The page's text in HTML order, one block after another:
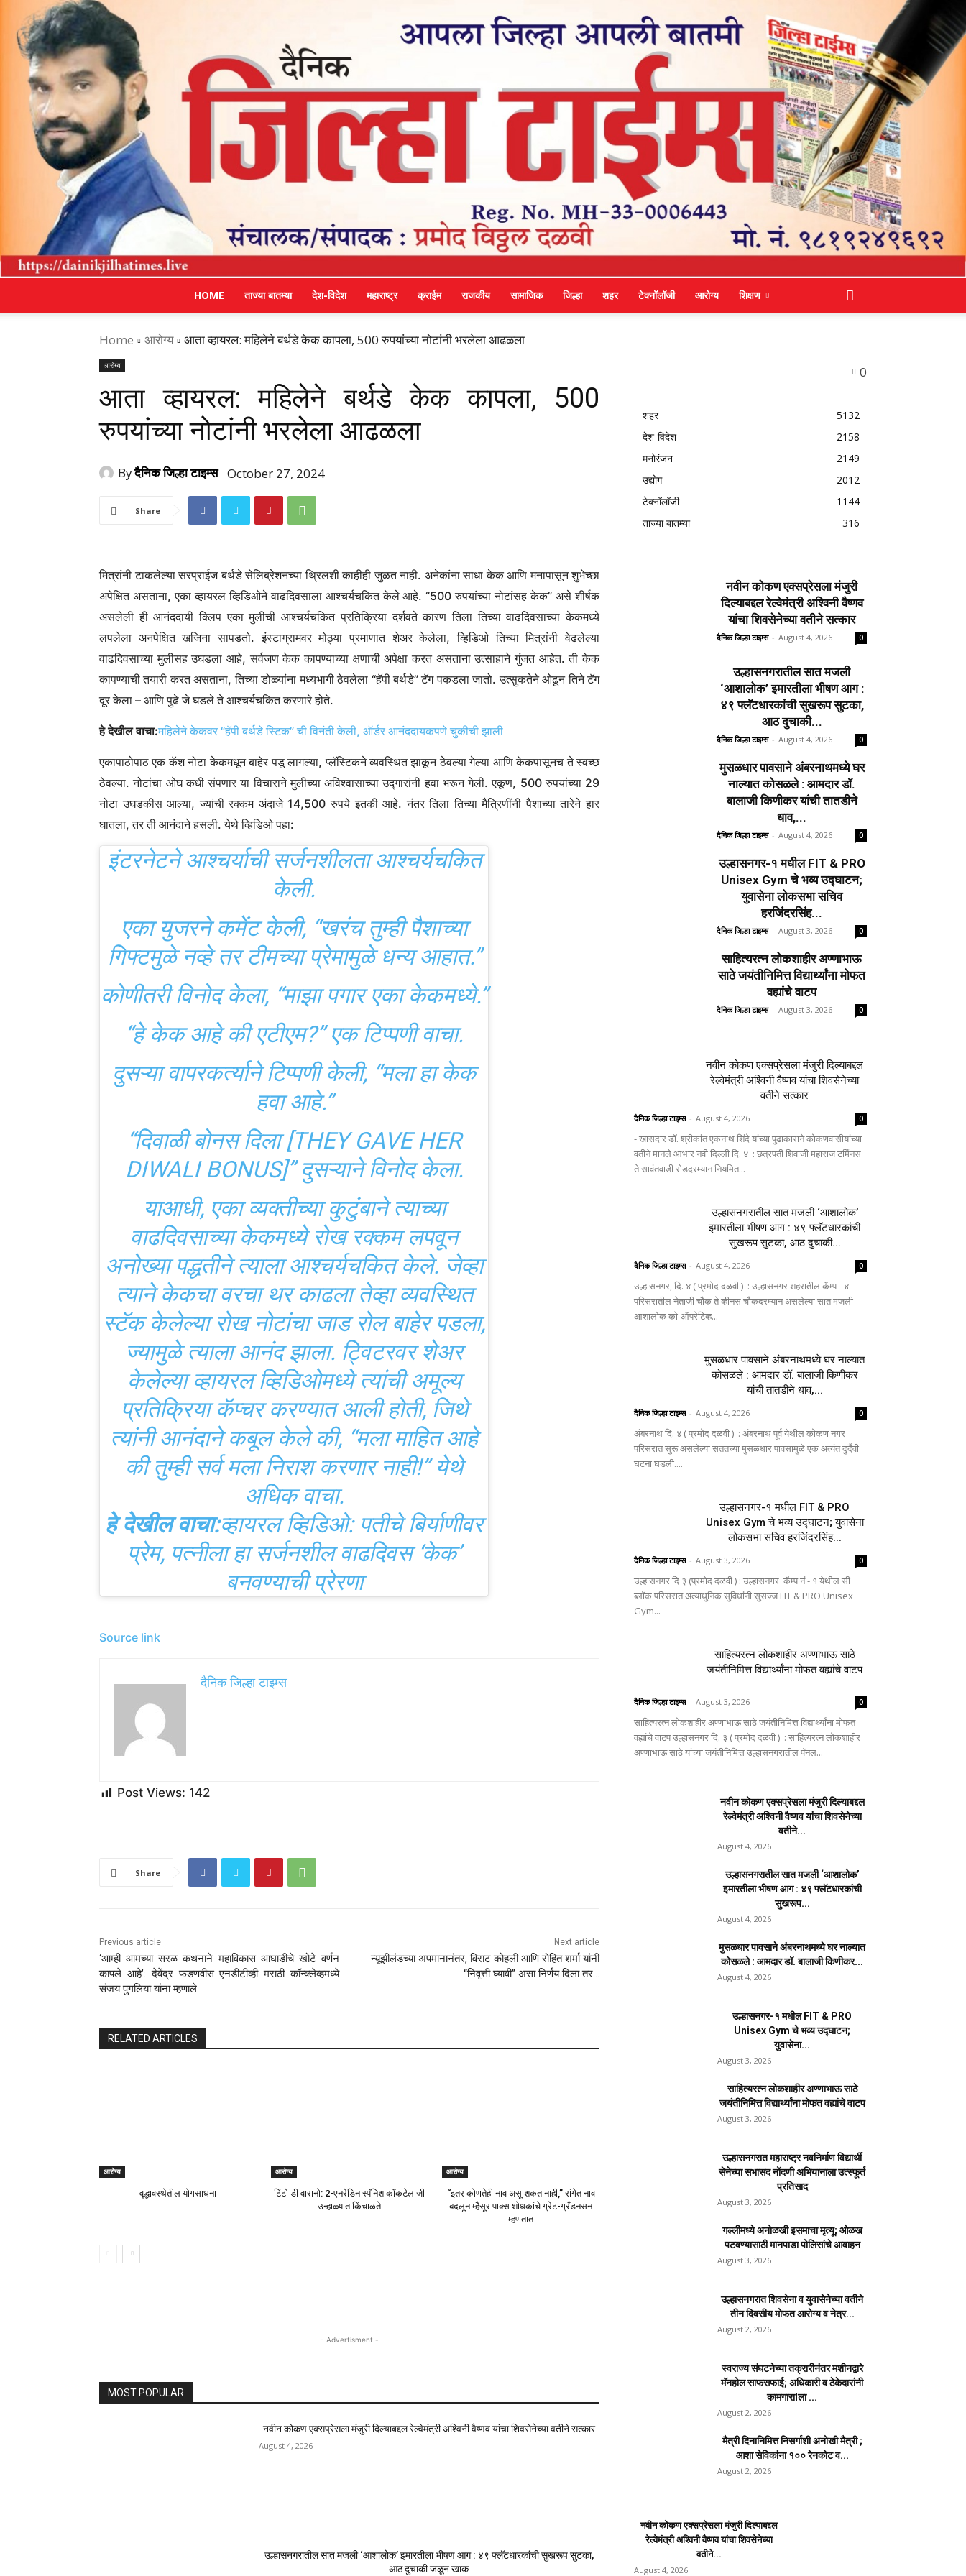
HOME ताज्या बातम्या देश-विदेश महाराष्ट्र क्राईम राजकीय सामाजिक जिल्हा शहर टेक्नॉलॉजी आरोग्य शिक्षण
Home आरोग्य आता व्हायरल: महिलेने बर्थडे केक कापला, 500 रुपयांच्या नोटांनी भरलेला आढळला
आरोग्य
आता व्हायरल: महिलेने बर्थडे केक कापला, 500
रुपयांच्या नोटांनी भरलेला आढळला
Byदैनिक जिल्हा टाइम्स October 27, 2024
Share
मित्रांनी टाकलेल्या सरप्राईज बर्थडे सेलिब्रेशनच्या थ्रिलशी काहीही जुळत नाही. अनेकांना साधा केक आणि मनापासून शुभेच्छा
अपेक्षित असताना, एका व्हायरल व्हिडिओने वाढदिवसाला आश्चर्यचकित केले आहे. “500 रुपयांच्या नोटांसह केक” असे शीर्षक
असलेली ही आनंददायी क्लिप एका मुलीची आश्चर्यचकित प्रतिक्रिया दर्शवते कारण तिला तिच्या वाढदिवसाच्या केकमध्ये
लपलेला अनपेक्षित खजिना सापडतो. इंस्टाग्रामवर मोठ्या प्रमाणात शेअर केलेला, व्हिडिओ तिच्या मित्रांनी वेढलेल्या
वाढदिवसाच्या मुलीसह उघडला आहे, सर्वजण केक कापण्याच्या क्षणाची अपेक्षा करत असताना उत्साहाने गुंजत आहेत. ती केक
कापण्याची तयारी करत असताना, तिच्या डोळ्यांना मध्यभागी ठेवलेला “हॅपी बर्थडे” टॅग पकडला जातो. उत्सुकतेने ओढून तिने टॅग
दूर केला – आणि पुढे जे घडले ते आश्चर्यचकित करणारे होते.
हे देखील वाचा:महिलेने केकवर “हॅपी बर्थडे स्टिक” ची विनंती केली, ऑर्डर आनंददायकपणे चुकीची झाली
एकापाठोपाठ एक कॅश नोटा केकमधून बाहेर पडू लागल्या, प्लॅस्टिकने व्यवस्थित झाकून ठेवल्या गेल्या आणि केकपासूनच ते स्वच्छ
ठेवल्या. नोटांचा ओघ कधी संपणार या विचाराने मुलीच्या अविश्वासाच्या उद्गारांनी हवा भरून गेली. एकूण, 500 रुपयांच्या 29
नोटा उघडकीस आल्या, ज्यांची रक्कम अंदाजे 14,500 रुपये इतकी आहे. नंतर तिला तिच्या मैत्रिणींनी पैशाच्या तारेने हार
घातला, तर ती आनंदाने हसली. येथे व्हिडिओ पहा:
इंटरनेटने आश्चर्याची सर्जनशीलता आश्चर्यचकित
केली.
एका युजरने कमेंट केली, “खरंच तुम्ही पैशाच्या
गिफ्टमुळे नव्हे तर टीमच्या प्रेमामुळे धन्य आहात.”
कोणीतरी विनोद केला, “माझा पगार एका केकमध्ये.”
“हे केक आहे की एटीएम?” एक टिप्पणी वाचा.
दुसऱ्या वापरकर्त्याने टिप्पणी केली, “मला हा केक
हवा आहे.”
“दिवाळी बोनस दिला [THEY GAVE HER
DIWALI BONUS]” दुसऱ्याने विनोद केला.
याआधी, एका व्यक्तीच्या कुटुंबाने त्याच्या
वाढदिवसाच्या केकमध्ये रोख रक्कम लपवून
अनोख्या पद्धतीने त्याला आश्चर्यचकित केले. जेव्हा
त्याने केकचा वरचा थर काढला तेव्हा व्यवस्थित
स्टॅक केलेल्या रोख नोटांचा जाड रोल बाहेर पडला,
ज्यामुळे त्याला आनंद झाला. ट्विटरवर शेअर
केलेल्या व्हायरल व्हिडिओमध्ये त्यांची अमूल्य
प्रतिक्रिया कॅप्चर करण्यात आली होती, जिथे
त्यांनी आनंदाने कबूल केले की, “मला माहित आहे
की तुम्ही सर्व मला निराश करणार नाही!” येथे
अधिक वाचा.
हे देखील वाचा:व्हायरल व्हिडिओ: पतीचे बिर्याणीवर
प्रेम, पत्नीला हा सर्जनशील वाढदिवस ‘केक’
बनवण्याची प्रेरणा
Source link
दैनिक जिल्हा टाइम्स
Post Views: 142
Share
Previous article
‘आम्ही आमच्या सरळ कथनाने महाविकास आघाडीचे खोटे वर्णन
कापले आहे’: देवेंद्र फडणवीस एनडीटीव्ही मराठी कॉन्क्लेव्हमध्ये
संजय पुगलिया यांना म्हणाले.
Next article
न्यूझीलंडच्या अपमानानंतर, विराट कोहली आणि रोहित शर्मा यांनी
“निवृत्ती घ्यावी” असा निर्णय दिला तर…
RELATED ARTICLES
आरोग्य
वृद्धावस्थेतील योगसाधना
आरोग्य
टिंटो डी वारानो: 2-एनरेडिन स्पॅनिश कॉकटेल जी
उन्हाळ्यात किंचाळते
आरोग्य
“इतर कोणतेही नाव असू शकत नाही,” रांगेत नाव
बदलून म्हैसूर पाक्स शोधकांचे ग्रेट-ग्रँडनसन
म्हणतात
- Advertisment -
MOST POPULAR
नवीन कोकण एक्सप्रेसला मंजुरी दिल्याबद्दल रेल्वेमंत्री अश्विनी वैष्णव यांचा शिवसेनेच्या वतीने सत्कार
August 4, 2026
उल्हासनगरातील सात मजली ‘आशालोक’ इमारतीला भीषण आग : ४९ फ्लॅटधारकांची सुखरूप सुटका,
आठ दुचाकी जळून खाक
0
शहर
5132
देश-विदेश
2158
मनोरंजन
2149
उद्योग
2012
टेक्नॉलॉजी
1144
ताज्या बातम्या
316
नवीन कोकण एक्सप्रेसला मंजुरी
दिल्याबद्दल रेल्वेमंत्री अश्विनी वैष्णव
यांचा शिवसेनेच्या वतीने सत्कार
दैनिक जिल्हा टाइम्स - August 4, 2026 0
उल्हासनगरातील सात मजली
‘आशालोक’ इमारतीला भीषण आग :
४९ फ्लॅटधारकांची सुखरूप सुटका,
आठ दुचाकी...
दैनिक जिल्हा टाइम्स - August 4, 2026 0
मुसळधार पावसाने अंबरनाथमध्ये घर
नाल्यात कोसळले : आमदार डॉ.
बालाजी किणीकर यांची तातडीने
धाव,...
दैनिक जिल्हा टाइम्स - August 4, 2026 0
उल्हासनगर-१ मधील FIT & PRO
Unisex Gym चे भव्य उद्घाटन;
युवासेना लोकसभा सचिव
हरजिंदरसिंह...
दैनिक जिल्हा टाइम्स - August 3, 2026 0
साहित्यरत्न लोकशाहीर अण्णाभाऊ
साठे जयंतीनिमित्त विद्यार्थ्यांना मोफत
वह्यांचे वाटप
दैनिक जिल्हा टाइम्स - August 3, 2026 0
नवीन कोकण एक्सप्रेसला मंजुरी दिल्याबद्दल
रेल्वेमंत्री अश्विनी वैष्णव यांचा शिवसेनेच्या
वतीने सत्कार
दैनिक जिल्हा टाइम्स - August 4, 2026 0
- खासदार डॉ. श्रीकांत एकनाथ शिंदे यांच्या पुढाकाराने कोकणवासीयांच्या
वतीने मानले आभार नवी दिल्ली दि. ४ : छत्रपती शिवाजी महाराज टर्मिनस
ते सावंतवाडी रोडदरम्यान नियमित...
उल्हासनगरातील सात मजली ‘आशालोक’
इमारतीला भीषण आग : ४९ फ्लॅटधारकांची
सुखरूप सुटका, आठ दुचाकी...
दैनिक जिल्हा टाइम्स - August 4, 2026 0
उल्हासनगर, दि. ४ ( प्रमोद दळवी ) : उल्हासनगर शहरातील कॅम्प - ४
परिसरातील नेताजी चौक ते व्हीनस चौकदरम्यान असलेल्या सात मजली
आशालोक को-ऑपरेटिव्ह...
मुसळधार पावसाने अंबरनाथमध्ये घर नाल्यात
कोसळले : आमदार डॉ. बालाजी किणीकर
यांची तातडीने धाव,...
दैनिक जिल्हा टाइम्स - August 4, 2026 0
अंबरनाथ दि. ४ ( प्रमोद दळवी ) : अंबरनाथ पूर्व येथील कोकण नगर
परिसरात सुरू असलेल्या सततच्या मुसळधार पावसामुळे एक अत्यंत दुर्दैवी
घटना घडली....
उल्हासनगर-१ मधील FIT & PRO
Unisex Gym चे भव्य उद्घाटन; युवासेना
लोकसभा सचिव हरजिंदरसिंह...
दैनिक जिल्हा टाइम्स - August 3, 2026 0
उल्हासनगर दि ३ (प्रमोद दळवी ) : उल्हासनगर कॅम्प नं - १ येथील सी
ब्लॉक परिसरात अत्याधुनिक सुविधांनी सुसज्ज FIT & PRO Unisex
Gym...
साहित्यरत्न लोकशाहीर अण्णाभाऊ साठे
जयंतीनिमित्त विद्यार्थ्यांना मोफत वह्यांचे वाटप
दैनिक जिल्हा टाइम्स - August 3, 2026 0
साहित्यरत्न लोकशाहीर अण्णाभाऊ साठे जयंतीनिमित्त विद्यार्थ्यांना मोफत
वह्यांचे वाटप उल्हासनगर दि. ३ ( प्रमोद दळवी ) : साहित्यरत्न लोकशाहीर
अण्णाभाऊ साठे यांच्या जयंतीनिमित्त उल्हासनगरातील पॅनल...
नवीन कोकण एक्सप्रेसला मंजुरी दिल्याबद्दल
रेल्वेमंत्री अश्विनी वैष्णव यांचा शिवसेनेच्या
वतीने...
August 4, 2026
उल्हासनगरातील सात मजली ‘आशालोक’
इमारतीला भीषण आग : ४९ फ्लॅटधारकांची
सुखरूप...
August 4, 2026
मुसळधार पावसाने अंबरनाथमध्ये घर नाल्यात
कोसळले : आमदार डॉ. बालाजी किणीकर...
August 4, 2026
उल्हासनगर-१ मधील FIT & PRO
Unisex Gym चे भव्य उद्घाटन;
युवासेना...
August 3, 2026
साहित्यरत्न लोकशाहीर अण्णाभाऊ साठे
जयंतीनिमित्त विद्यार्थ्यांना मोफत वह्यांचे वाटप
August 3, 2026
उल्हासनगरात महाराष्ट्र नवनिर्माण विद्यार्थी
सेनेच्या सभासद नोंदणी अभियानाला उत्स्फूर्त
प्रतिसाद
August 3, 2026
गल्लीमध्ये अनोळखी इसमाचा मृत्यू; ओळख
पटवण्यासाठी मानपाडा पोलिसांचे आवाहन
August 3, 2026
उल्हासनगरात शिवसेना व युवासेनेच्या वतीने
तीन दिवसीय मोफत आरोग्य व नेत्र...
August 2, 2026
स्वराज्य संघटनेच्या तक्रारीनंतर मशीनद्वारे
मॅनहोल साफसफाई; अधिकारी व ठेकेदारांनी
कामगाराlला ...
August 2, 2026
मैत्री दिनानिमित्त निसर्गाशी अनोखी मैत्री ;
आशा सेविकांना १०० रेनकोट व...
August 2, 2026
नवीन कोकण एक्सप्रेसला मंजुरी दिल्याबद्दल
रेल्वेमंत्री अश्विनी वैष्णव यांचा शिवसेनेच्या
वतीने...
August 4, 2026